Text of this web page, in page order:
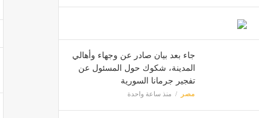
جاء بعد بيان صادر عن وجهاء وأهالي
المدينة، شكوك حول المسئول عن
تفجير جرمانا السورية
مصر منذ ساعة واحدة